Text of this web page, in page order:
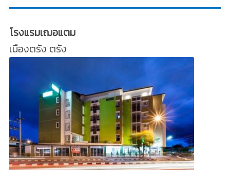
โรงแรมเฌอแตม
เมืองตรัง ตรัง